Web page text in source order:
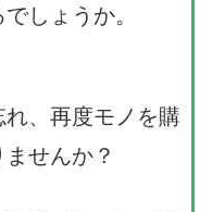
しょうか。
、再度モノを購
せんか？